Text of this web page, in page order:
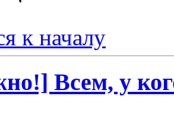
к началу
Всем, у